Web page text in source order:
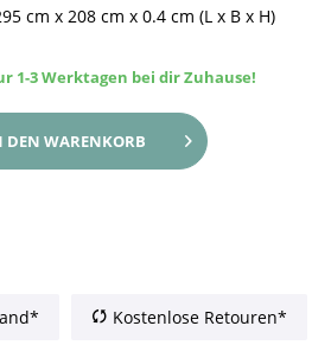
cm x 208 cm x 0.4 cm (L x B x H)
1-3 Werktagen bei dir Zuhause!
DEN WARENKORB
Kostenlose Retouren*